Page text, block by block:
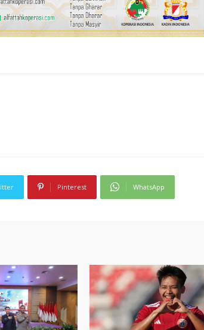
Pinterest WhatsApp